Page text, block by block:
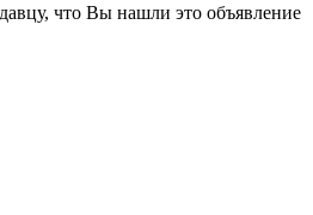
что Вы нашли это объявление